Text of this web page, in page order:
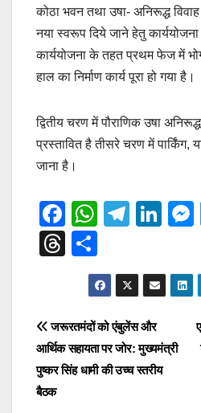
कोठा भवन तथा उषा- अनिरूद्ध
नया स्वरूप दिये जाने हेतु कार्ययोजना
कार्ययोजना के तहत प्रथम फेज में
हाल का निर्माण कार्य पूरा हो गया है।
द्वितीय चरण में पौराणिक उषा अनिरूद्ध
प्रस्तावित है तीसरे चरण में पार्किंग,
जाना है।
F
a
c
b
o
o
W
at
s
A
p
p
T
e
gr
a
m
Li
k
e
n
T
hr
a
d
s
h
ar
e
Post
navigation
जरूरतमंदों को एंबुलेंस और
आर्थिक सहायता पर जोर: मुख्यमंत्री
पुष्कर सिंह धामी की उच्च स्तरीय
बैठक